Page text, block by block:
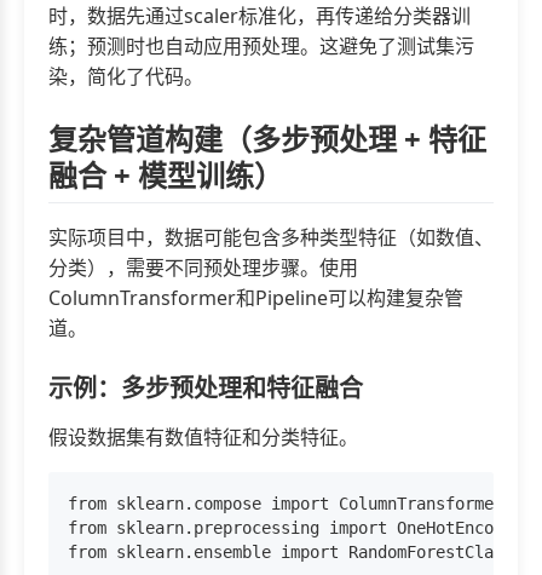
时，数据先通过scaler标准化，再传递给分类器训
练；预测时也自动应用预处理。这避免了测试集污
染，简化了代码。
复杂管道构建（多步预处理 + 特征
融合 + 模型训练）
实际项目中，数据可能包含多种类型特征（如数值、
分类），需要不同预处理步骤。使用
ColumnTransformer和Pipeline可以构建复杂管
道。
示例：多步预处理和特征融合
假设数据集有数值特征和分类特征。
from sklearn.compose import ColumnTransformer
from sklearn.preprocessing import OneHotEncoder,
from sklearn.ensemble import